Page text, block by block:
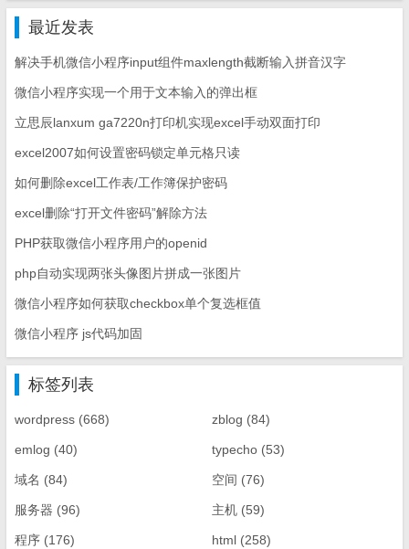
最近发表
解决手机微信小程序input组件maxlength截断输入拼音汉字
微信小程序实现一个用于文本输入的弹出框
立思辰lanxum ga7220n打印机实现excel手动双面打印
excel2007如何设置密码锁定单元格只读
如何删除excel工作表/工作簿保护密码
excel删除“打开文件密码”解除方法
PHP获取微信小程序用户的openid
php自动实现两张头像图片拼成一张图片
微信小程序如何获取checkbox单个复选框值
微信小程序 js代码加固
标签列表
wordpress (668) zblog (84)
emlog (40) typecho (53)
域名 (84) 空间 (76)
服务器 (96) 主机 (59)
程序 (176) html (258)